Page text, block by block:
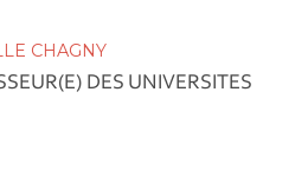
CHAGNY
DES UNIVERSITES